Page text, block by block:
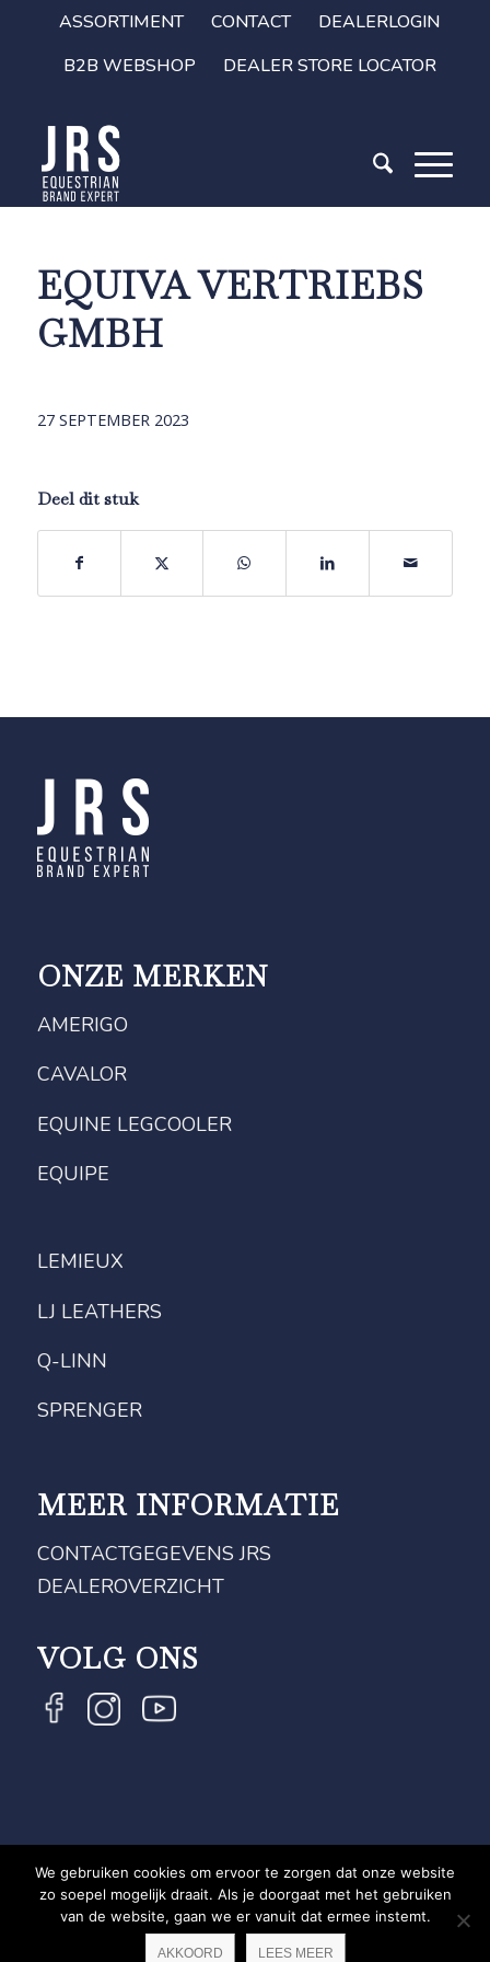
ASSORTIMENT CONTACT
DEALERLOGIN
B2B WEBSHOP
DEALER STORE LOCATOR
EQUIVA VERTRIEBS
GMBH
27 SEPTEMBER 2023
Deel dit stuk
ONZE MERKEN
AMERIGO
CAVALOR
EQUINE LEGCOOLER
EQUIPE
LEMIEUX
LJ LEATHERS
Q-LINN
SPRENGER
MEER INFORMATIE
CONTACTGEGEVENS JRS
DEALEROVERZICHT
VOLG ONS
COPYRIGHT JRS - EQUESTRIAN BRAND EXPERT -
PRIVACYVERKLARING
WEBSITE DOOR NEWMORE
We gebruiken cookies om ervoor te zorgen dat onze website
zo soepel mogelijk draait. Als je doorgaat met het gebruiken
van de website, gaan we er vanuit dat ermee instemt.
AKKOORD LEES MEER